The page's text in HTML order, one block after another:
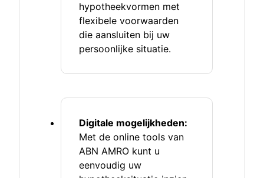
hypotheekvormen met
flexibele voorwaarden
die aansluiten bij uw
persoonlijke situatie.
Digitale mogelijkheden:
Met de online tools van
ABN AMRO kunt u
eenvoudig uw